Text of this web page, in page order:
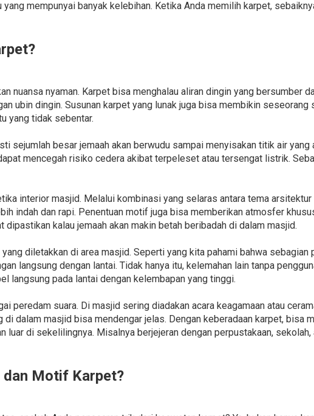
mempunyai banyak kelebihan. Ketika Anda memilih karpet,
nuansa nyaman. Karpet bisa menghalau aliran dingin yang bersumber
ubin dingin. Susunan karpet yang lunak juga bisa membikin seseorang
yang tidak sebentar.
sejumlah besar jemaah akan berwudu sampai menyisakan titik air yang
mencegah risiko cedera akibat terpeleset atau tersengat listrik.
interior masjid. Melalui kombinasi yang selaras antara tema arsitektur
indah dan rapi. Penentuan motif juga bisa memberikan atmosfer
kalau jemaah akan makin betah beribadah di dalam masjid.
diletakkan di area masjid. Seperti yang kita pahami bahwa sebagian
langsung dengan lantai. Tidak hanya itu, kelemahan lain tanpa
langsung pada lantai dengan kelembapan yang tinggi.
peredam suara. Di masjid sering diadakan acara keagamaan atau
dalam masjid bisa mendengar jelas. Dengan keberadaan karpet, bisa
luar di sekelilingnya. Misalnya berjejeran dengan perpustakaan, sekolah,
dan Motif Karpet?